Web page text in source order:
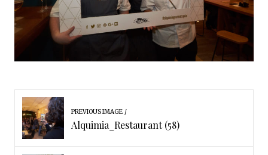
PREVIOUS IMAGE
Alquimia_Restaurant (58)